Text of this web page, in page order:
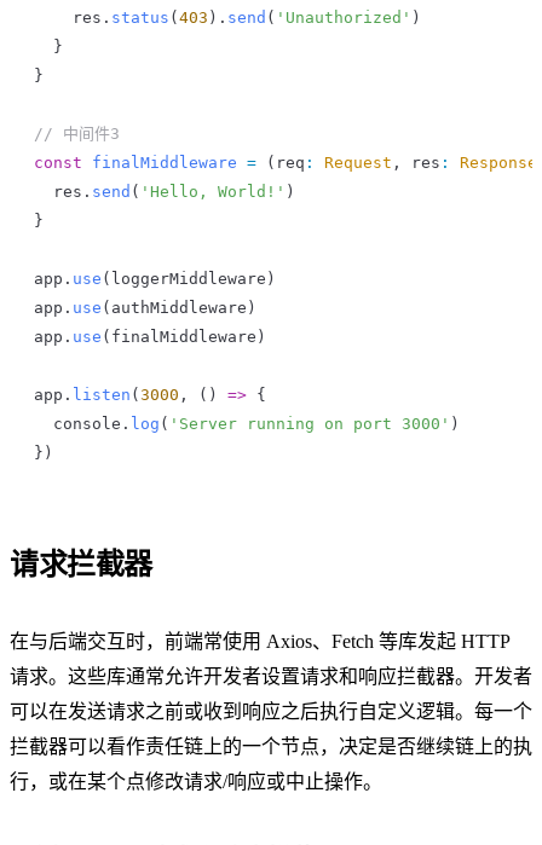
    res
. status ( 403 ). send ( 'Unauthorized' )
  }
}
// 中间件3
const finalMiddleware = ( req : Request , res : Response
  res
. send ( 'Hello, World!' )
}
app . use ( loggerMiddleware )
app . use ( authMiddleware )
app . use ( finalMiddleware )
app . listen ( 3000 , () => {
  console
. log ( 'Server running on port 3000' )
})
请求拦截器
在与后端交互时，前端常使用 Axios、Fetch 等库发起 HTTP
请求。这些库通常允许开发者设置请求和响应拦截器。开发者
可以在发送请求之前或收到响应之后执行自定义逻辑。每一个
拦截器可以看作责任链上的一个节点，决定是否继续链上的执
行，或在某个点修改请求/响应或中止操作。